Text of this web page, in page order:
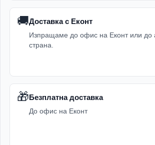
🚚Доставка с Еконт
Изпращаме до офис на Еконт или до
страна.
🎁Безплатна доставка
До офис на Еконт